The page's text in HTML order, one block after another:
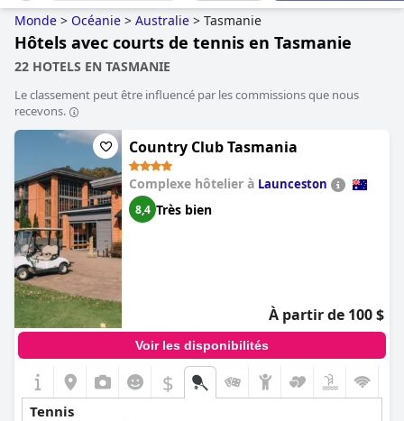
Monde > Océanie > Australie > Tasmanie
Hôtels avec courts de tennis en Tasmanie
22 HOTELS EN TASMANIE
Le classement peut être influencé par les commissions que nous
recevons.
Country Club Tasmania
Complexe hôtelier à Launceston
8,4 Très bien
À partir de 100 $
Voir les disponibilités
$
Tennis